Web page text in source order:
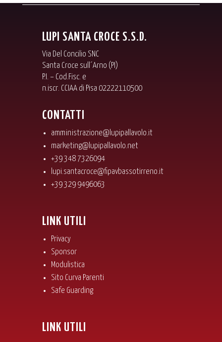
LUPI SANTA CROCE S.S.D.
Via Del Concilio SNC
Santa Croce sull´Arno (PI)
P.I. – Cod.Fisc. e
n.iscr. CCIAA di Pisa 02222110500
CONTATTI
amministrazione@lupipallavolo.it
marketing@lupipallavolo.net
+39 348 7326094
lupi.santacroce@fipavbassotirreno.it
+39 329 9496063
LINK UTILI
Privacy
Sponsor
Modulistica
Sito Curva Parenti
Safe Guarding
LINK UTILI